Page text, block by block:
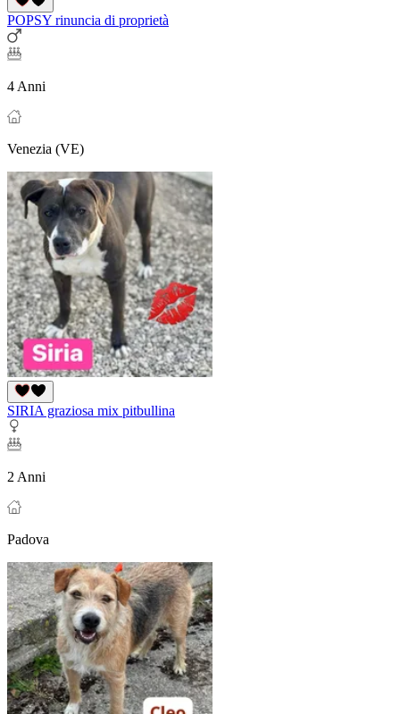
POPSY rinuncia di proprietà
4 Anni
Venezia (VE)
SIRIA graziosa mix pitbullina
2 Anni
Padova